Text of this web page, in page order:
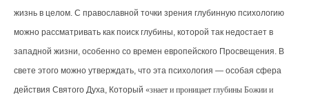
жизнь в целом. С православной точки зрения глубинную психологию
можно рассматривать как поиск глубины, которой так недостает в
западной жизни, особенно со времен европейского Просвещения. В
свете этого можно утверждать, что эта психология — особая сфера
действия Святого Духа, Который
знает и проницает глубины Божии и